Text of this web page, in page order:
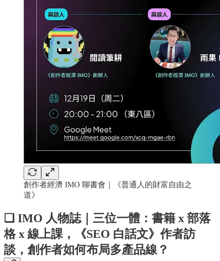
創作者經濟 IMO 聊書會｜《普通人的財富自由之
道》
❏ IMO 人物誌｜三位一體：書籍 x 部落
格 x 線上課，《SEO 白話文》作者訪
談，創作者如何布局多產品線？